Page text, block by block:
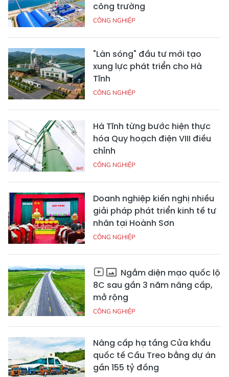
công trường
CÔNG NGHIỆP
"Làn sóng" đầu tư mới tạo
xung lực phát triển cho Hà
Tĩnh
CÔNG NGHIỆP
Hà Tĩnh từng bước hiện thực
hóa Quy hoạch điện VIII điều
chỉnh
CÔNG NGHIỆP
Doanh nghiệp kiến nghị nhiều
giải pháp phát triển kinh tế tư
nhân tại Hoành Sơn
CÔNG NGHIỆP
Ngắm diện mạo quốc lộ
8C sau gần 3 năm nâng cấp,
mở rộng
CÔNG NGHIỆP
Nâng cấp hạ tầng Cửa khẩu
quốc tế Cầu Treo bằng dự án
gần 155 tỷ đồng